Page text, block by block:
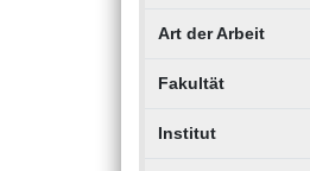
Art der Arbeit
Fakultät
Institut